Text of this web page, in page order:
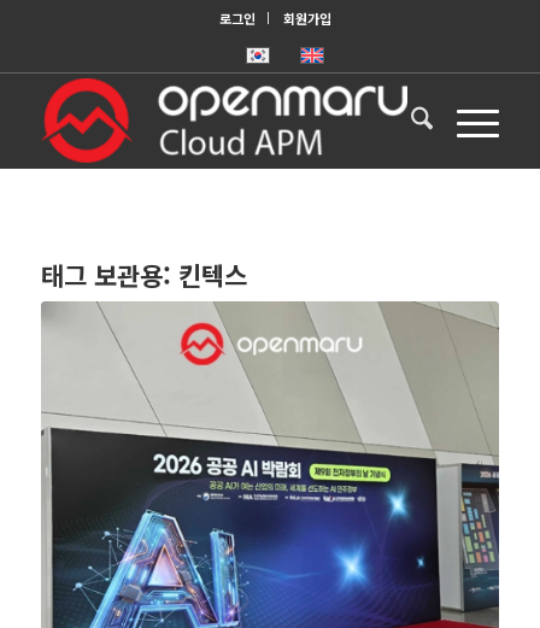
로그인 회원가입
태그 보관용: 킨텍스